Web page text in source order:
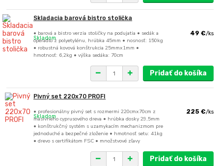
Skladacia barová bistro stolička
• barová a bistro verzia stoličky na podujatia • sedák a
operadlo z polyetylénu, hrúbka 45mm • nosnosť: 150kg
• robustná kovová konštrukcia 25mmx1mm •
hmotnosť: 6,2kg • výška sedáka: 70cm
49 €/ks
Skladom
Pridať do košíka
Pivný set 220x70 PROFI
• profesionálny pivný set s rozmermi 220cmx70cm z
masívneho cyprusového dreva • hrúbka dosky 29,5mm
• konštrukčný systém s uzamykacím mechanizmom pre
jednoduché a bezpečné zloženie • hmotnosť setu: 41kg
• drevo s certifikátom FSC • množstvové zľavy
225 €/ks
Skladom
Pridať do košíka